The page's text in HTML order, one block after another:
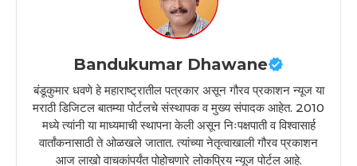
Bandukumar Dhawane
बंडूकुमार धवणे हे महाराष्ट्रातील पत्रकार असून गौरव प्रकाशन न्यूज या
मराठी डिजिटल बातम्या पोर्टलचे संस्थापक व मुख्य संपादक आहेत. 2010
मध्ये त्यांनी या माध्यमाची स्थापना केली असून निःपक्षपाती व विश्वासार्ह
वार्तांकनासाठी ते ओळखले जातात. त्यांच्या नेतृत्वाखाली गौरव प्रकाशन
आज लाखो वाचकांपर्यंत पोहोचणारे लोकप्रिय न्यूज पोर्टल आहे.